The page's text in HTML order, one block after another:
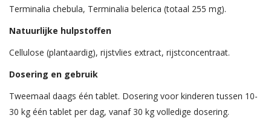
Terminalia chebula, Terminalia belerica (totaal 255 mg).
Natuurlijke hulpstoffen
Cellulose (plantaardig), rijstvlies extract, rijstconcentraat.
Dosering en gebruik
Tweemaal daags één tablet. Dosering voor kinderen tussen 10-
30 kg één tablet per dag, vanaf 30 kg volledige dosering.